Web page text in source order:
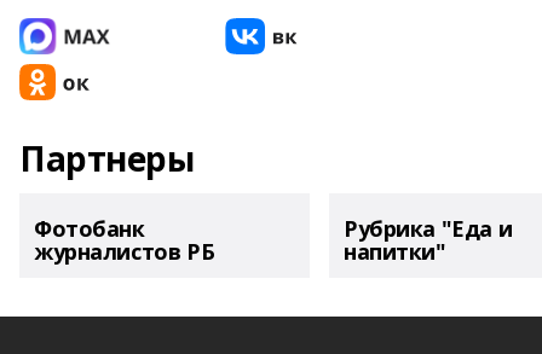
Партнеры
Фотобанк
журналистов РБ
Рубрика "Еда и
напитки"